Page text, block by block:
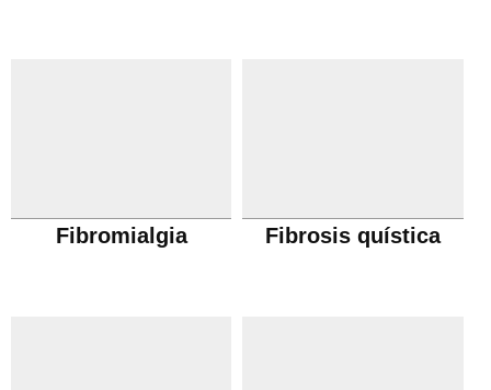
Fibromialgia Fibrosis quística